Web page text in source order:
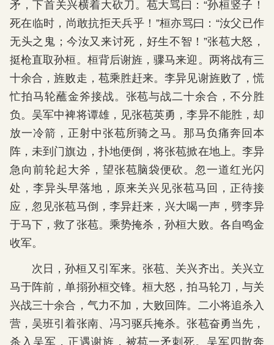
矛，下首关兴横着大砍刀。苞大骂曰：“孙桓竖子！
死在临时，尚敢抗拒天兵乎！”桓亦骂曰：“汝父已作
无头之鬼；今汝又来讨死，好生不智！”张苞大怒，
挺枪直取孙桓。桓背后谢旌，骤马来迎。两将战有三
十余合，旌败走，苞乘胜赶来。李异见谢旌败了，慌
忙拍马轮蘸金斧接战。张苞与战二十余合，不分胜
负。吴军中裨将谭雄，见张苞英勇，李异不能胜，却
放一冷箭，正射中张苞所骑之马。那马负痛奔回本
阵，未到门旗边，扑地便倒，将张苞掀在地上。李异
急向前轮起大斧，望张苞脑袋便砍。忽一道红光闪
处，李异头早落地，原来关兴见张苞马回，正待接
应，忽见张苞马倒，李异赶来，兴大喝一声，劈李异
于马下，救了张苞。乘势掩杀，孙桓大败。各自鸣金
收军。
次日，孙桓又引军来。张苞、关兴齐出。关兴立
马于阵前，单搦孙桓交锋。桓大怒，拍马轮刀，与关
兴战三十余合，气力不加，大败回阵。二小将追杀入
营，吴班引着张南、冯习驱兵掩杀。张苞奋勇当先，
杀入吴军，正遇谢旌，被苞一矛刺死。吴军四散奔